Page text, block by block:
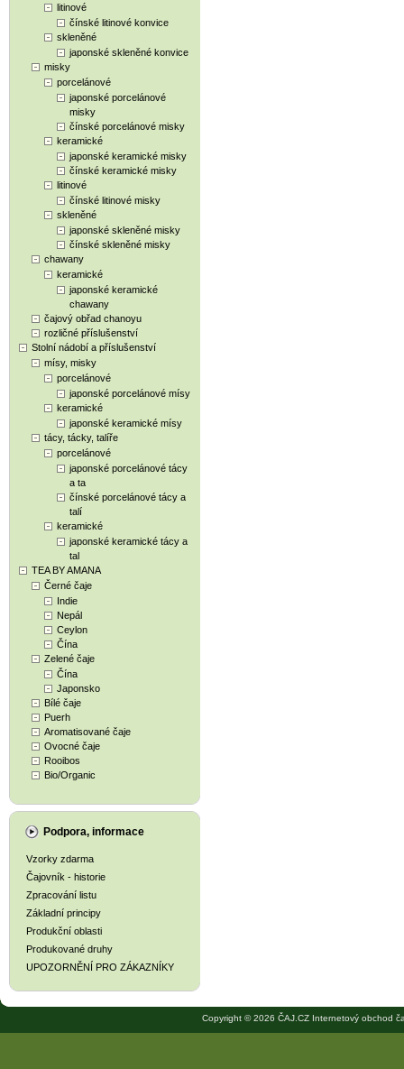
litinové
čínské litinové konvice
skleněné
japonské skleněné konvice
misky
porcelánové
japonské porcelánové
misky
čínské porcelánové misky
keramické
japonské keramické misky
čínské keramické misky
litinové
čínské litinové misky
skleněné
japonské skleněné misky
čínské skleněné misky
chawany
keramické
japonské keramické
chawany
čajový obřad chanoyu
rozličné příslušenství
Stolní nádobí a příslušenství
mísy, misky
porcelánové
japonské porcelánové mísy
keramické
japonské keramické mísy
tácy, tácky, talíře
porcelánové
japonské porcelánové tácy
a ta
čínské porcelánové tácy a
talí
keramické
japonské keramické tácy a
tal
TEA BY AMANA
Černé čaje
Indie
Nepál
Ceylon
Čína
Zelené čaje
Čína
Japonsko
Bílé čaje
Puerh
Aromatisované čaje
Ovocné čaje
Rooibos
Bio/Organic
Podpora, informace
Vzorky zdarma
Čajovník - historie
Zpracování listu
Základní principy
Produkční oblasti
Produkované druhy
UPOZORNĚNÍ PRO ZÁKAZNÍKY
Copyright © 2026 ČAJ.CZ Internetový obchod